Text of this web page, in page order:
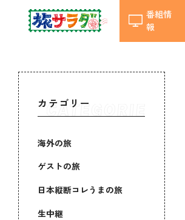
番組情
報
カテゴリー
海外の旅
ゲストの旅
日本縦断コレうまの旅
生中継